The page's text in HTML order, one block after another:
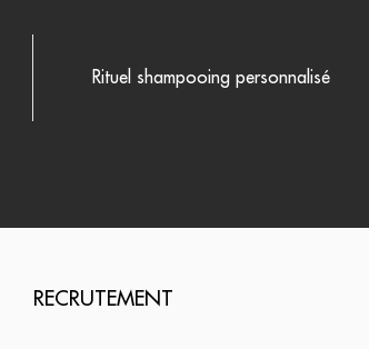
Rituel shampooing personnalisé
RECRUTEMENT